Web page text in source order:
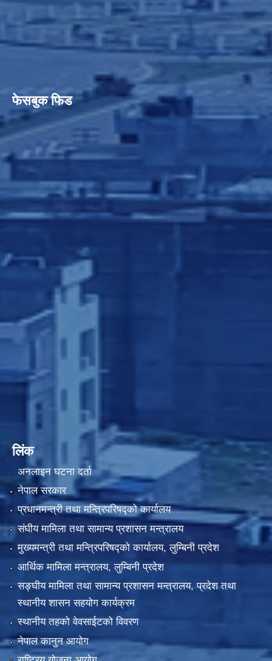
फेसबुक फिड
लिंक
अनलाइन घटना दर्ता
नेपाल सरकार
प्रधानमन्त्री तथा मन्त्रिपरिषद्को कार्यालय
संघीय मामिला तथा सामान्य प्रशासन मन्त्रालय
मुख्यमन्त्री तथा मन्त्रिपरिषद्को कार्यालय, लुम्बिनी प्रदेश
आर्थिक मामिला मन्त्रालय, लुम्बिनी प्रदेश
सङ्घीय मामिला तथा सामान्य प्रशासन मन्त्रालय, प्रदेश तथा
स्थानीय शासन सहयोग कार्यक्रम
स्थानीय तहको वेवसाईटको विवरण
नेपाल कानुन आयोग